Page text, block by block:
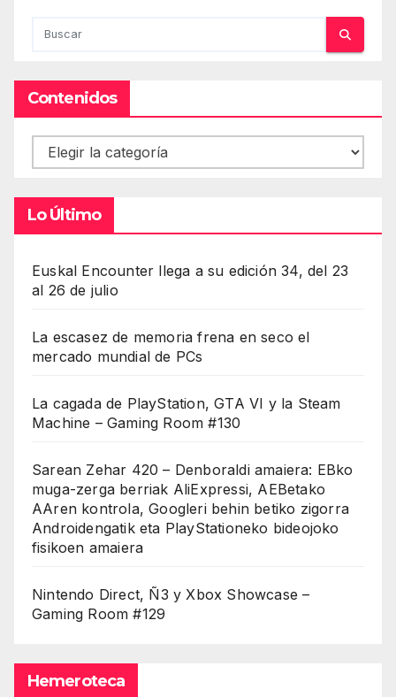
Contenidos
Contenidos
Lo Último
Euskal Encounter llega a su edición 34, del 23
al 26 de julio
La escasez de memoria frena en seco el
mercado mundial de PCs
La cagada de PlayStation, GTA VI y la Steam
Machine – Gaming Room #130
Sarean Zehar 420 – Denboraldi amaiera: EBko
muga-zerga berriak AliExpressi, AEBetako
AAren kontrola, Googleri behin betiko zigorra
Androidengatik eta PlayStationeko bideojoko
fisikoen amaiera
Nintendo Direct, Ñ3 y Xbox Showcase –
Gaming Room #129
Hemeroteca